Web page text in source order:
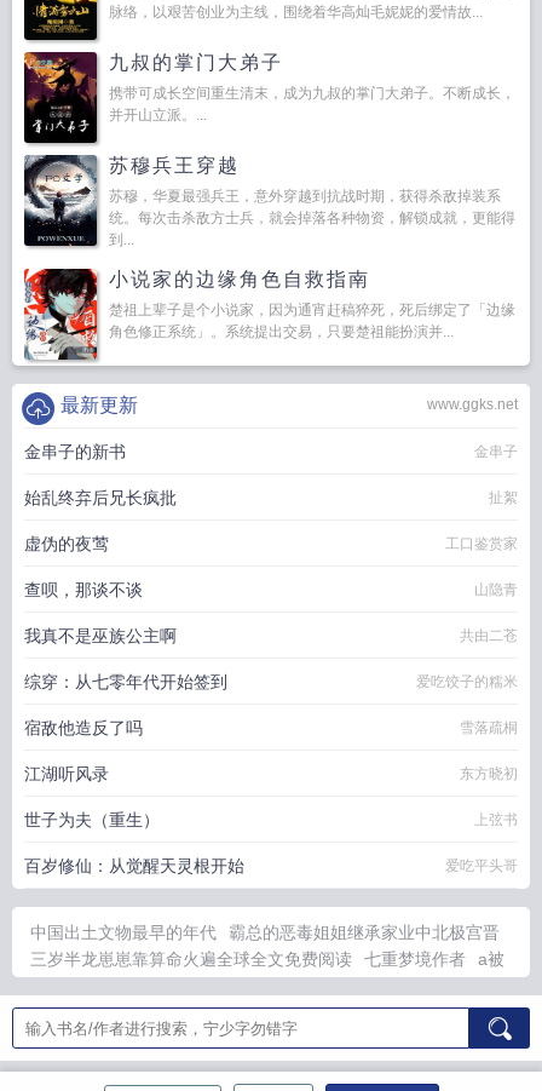
脉络，以艰苦创业为主线，围绕着华高灿毛妮妮的爱情故...
九叔的掌门大弟子
携带可成长空间重生清末，成为九叔的掌门大弟子。不断成长，
并开山立派。...
苏穆兵王穿越
苏穆，华夏最强兵王，意外穿越到抗战时期，获得杀敌掉装系
统。每次击杀敌方士兵，就会掉落各种物资，解锁成就，更能得
到...
小说家的边缘角色自救指南
楚祖上辈子是个小说家，因为通宵赶稿猝死，死后绑定了「边缘
角色修正系统」。系统提出交易，只要楚祖能扮演并...
www.ggks.net
最新更新
金串子的新书 金串子
始乱终弃后兄长疯批 扯絮
虚伪的夜莺 工口鉴赏家
查呗，那谈不谈 山隐青
我真不是巫族公主啊 共由二苍
综穿：从七零年代开始签到 爱吃饺子的糯米
宿敌他造反了吗 雪落疏桐
江湖听风录 东方晓初
世子为夫（重生） 上弦书
百岁修仙：从觉醒天灵根开始 爱吃平头哥
中国出土文物最早的年代
霸总的恶毒姐姐继承家业中北极宫晋
三岁半龙崽崽靠算命火遍全球全文免费阅读
七重梦境作者
a被
狱我无敌你随意
欲壑难填全集
从火影忍者开始长生TXT最新章
节
豪婿医神 小道士下山嗷呜抓鬼啦喵金金
重生饕餮契约女帝免
费阅读
龙崽团宠日常by 三岁龙崽小梨子短剧更新
被enigma标